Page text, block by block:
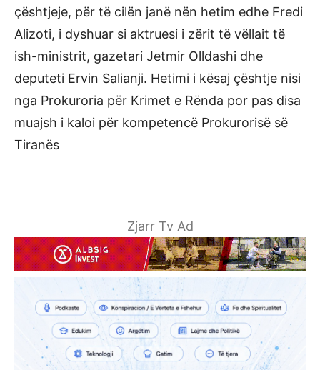
çështjeje, për të cilën janë nën hetim edhe Fredi
Alizoti, i dyshuar si aktruesi i zërit të vëllait të
ish-ministrit, gazetari Jetmir Olldashi dhe
deputeti Ervin Salianji. Hetimi i kësaj çështje nisi
nga Prokuroria për Krimet e Rënda por pas disa
muajsh i kaloi për kompetencë Prokurorisë së
Tiranës
Zjarr Tv Ad